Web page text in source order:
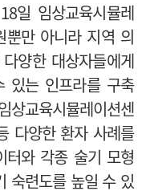
일 임상교육시뮬레
뿐만 아니라 지역 의
양한 대상자들에게
있는 인프라를 구축
상교육시뮬레이션센
다양한 환자 사례를
터와 각종 술기 모형
숙련도를 높일 수 있